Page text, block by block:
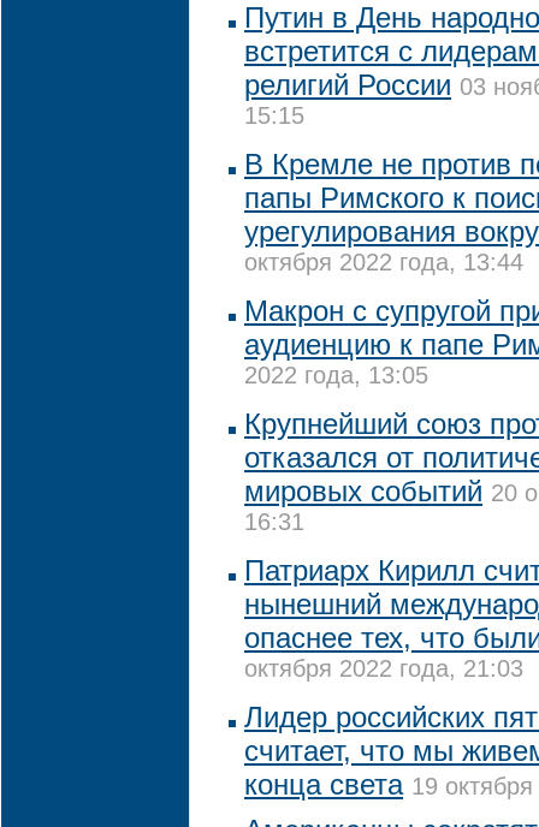
Путин в День
встретится с
религий России 03
15:15
В Кремле не против
папы Римского к
урегулирования
октября 2022 года, 13:44
Макрон с супругой
аудиенцию к папе
2022 года, 13:05
Крупнейший союз
отказался от
мировых событий 20
16:31
Патриарх Кирилл
нынешний
опаснее тех, что
октября 2022 года, 21:03
Лидер российских
считает, что мы
конца света 19